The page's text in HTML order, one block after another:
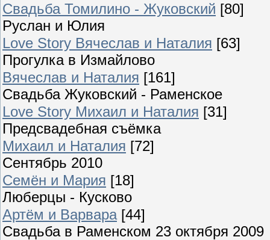
Свадьба Томилино - Жуковский [80]
Руслан и Юлия
Love Story Вячеслав и Наталия [63]
Прогулка в Измайлово
Вячеслав и Наталия [161]
Свадьба Жуковский - Раменское
Love Story Михаил и Наталия [31]
Предсвадебная съёмка
Михаил и Наталия [72]
Сентябрь 2010
Семён и Мария [18]
Люберцы - Кусково
Артём и Варвара [44]
Свадьба в Раменском 23 октября 2009